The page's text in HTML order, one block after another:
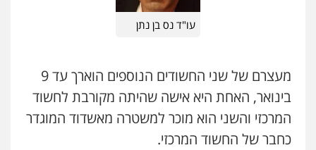
עו"ד נס בן נתן
מעצרם של שני החשודים הנוספים הוארך עד 9
בינואר, האחת היא אישה שהיתה מקורבת לחשוד
המרכזי והשני הוא מוכר למשטרה מאשדוד המוגדר
כחבר של החשוד המרכזי.